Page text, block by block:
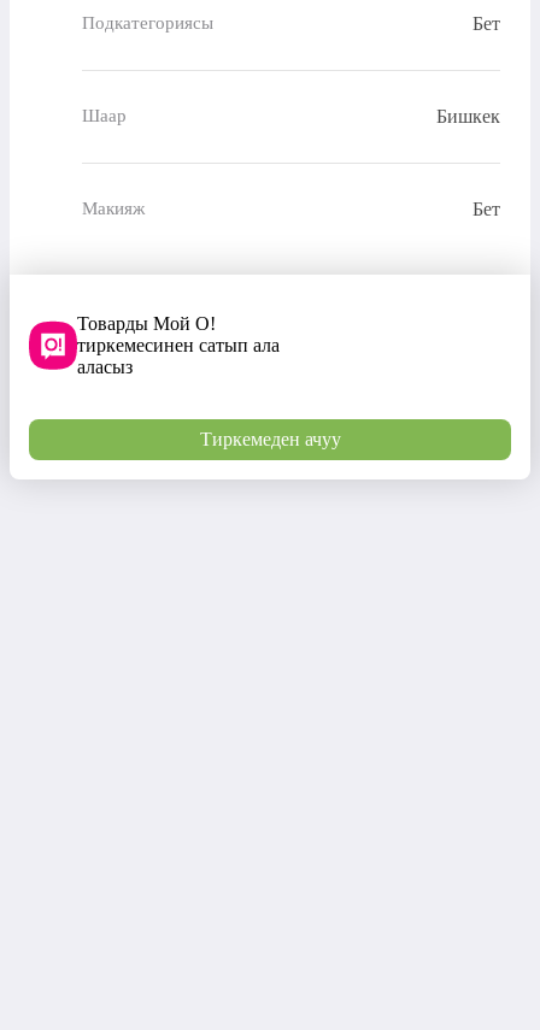
Подкатегориясы Бет
Шаар Бишкек
Макияж Бет
Товарды Мой О!
тиркемесинен сатып ала
аласыз
Тиркемеден ачуу